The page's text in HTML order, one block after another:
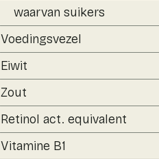
waarvan suikers
Voedingsvezel
Eiwit
Zout
Retinol act. equivalent
Vitamine B1